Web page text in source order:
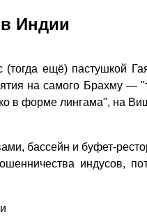
Индии
ещё) пастушкой
на самого Брахму —
в форме лингама", на
бассейн и буфет-
индусов,